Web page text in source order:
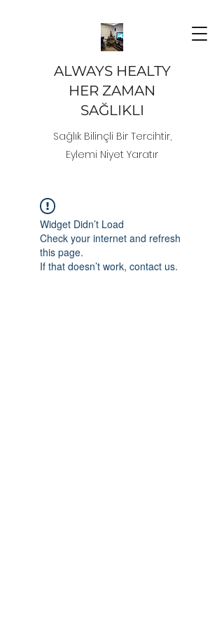
ALWAYS HEALTY
HER ZAMAN
SAĞLIKLI
Sağlık Bilinçli Bir Tercihtir,
Eylemi Niyet Yaratır
Widget Didn’t Load
Check your internet and refresh
this page.
If that doesn’t work, contact us.